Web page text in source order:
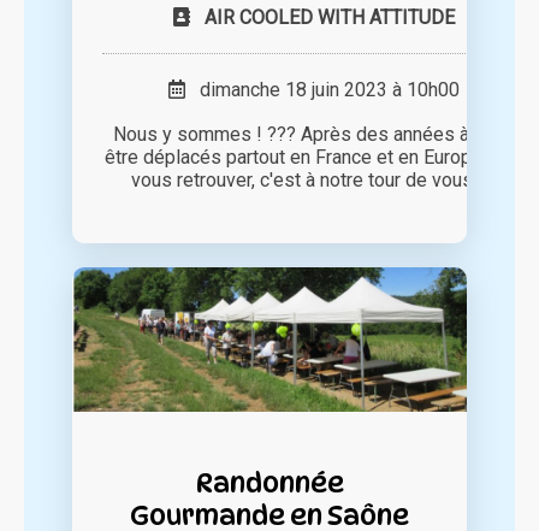
AIR COOLED WITH ATTITUDE
dimanche 18 juin 2023 à 10h00
Nous y sommes ! ??? Après des années à nous
être déplacés partout en France et en Europe pour
vous retrouver, c'est à notre tour de vous [...]
Randonnée
Gourmande en Saône